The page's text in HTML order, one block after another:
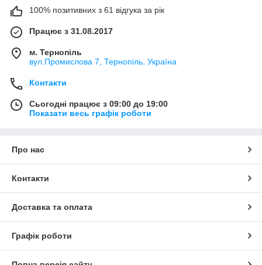
100% позитивних з 61 відгука за рік
Працює з 31.08.2017
м. Тернопіль
вул.Промислова 7, Тернопіль, Україна
Контакти
Сьогодні працює з 09:00 до 19:00
Показати весь графік роботи
Про нас
Контакти
Доставка та оплата
Графік роботи